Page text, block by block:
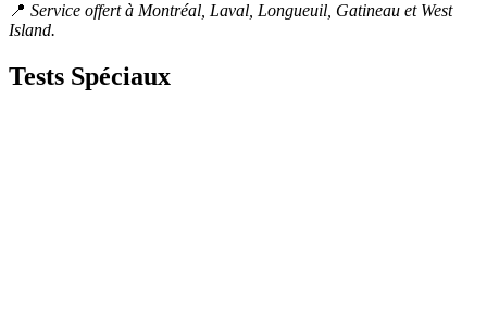
📍 Service offert à Montréal, Laval, Longueuil, Gatineau et West
Island.
Tests Spéciaux